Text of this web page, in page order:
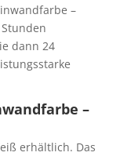
–
dann 24
–
erhältlich. Das